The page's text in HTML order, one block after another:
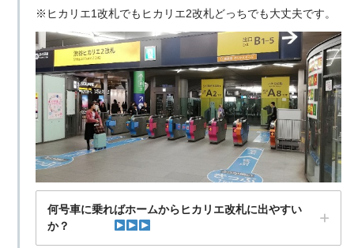
※ヒカリエ1改札でもヒカリエ2改札どっちでも大丈夫です。
何号車に乗ればホームからヒカリエ改札に出やすい
か？